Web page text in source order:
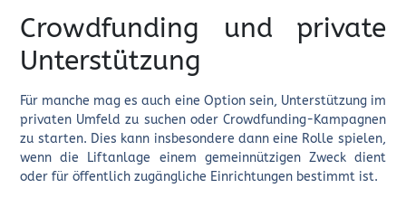
Crowdfunding und private
Unterstützung
Für manche mag es auch eine Option sein, Unterstützung im
privaten Umfeld zu suchen oder Crowdfunding-Kampagnen
zu starten. Dies kann insbesondere dann eine Rolle spielen,
wenn die Liftanlage einem gemeinnützigen Zweck dient
oder für öffentlich zugängliche Einrichtungen bestimmt ist.